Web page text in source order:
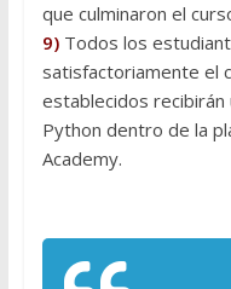
que culminaron el
9) Todos los
satisfactoriamente el
establecidos
Python dentro de la
Academy.